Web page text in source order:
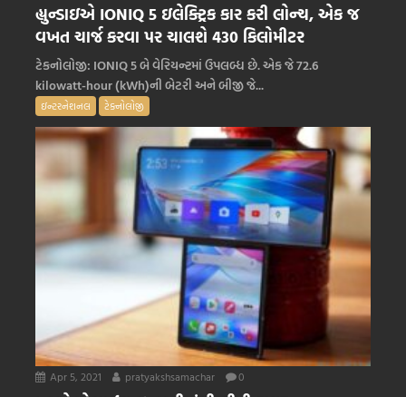
હ્યુન્ડાઇએ IONIQ 5 ઇલેક્ટ્રિક કાર કરી લોન્ચ, એક જ
વખત ચાર્જ કરવા પર ચાલશે 430 કિલોમીટર
ટેકનોલોજી: IONIQ 5 બે વેરિયન્ટમાં ઉપલબ્ધ છે. એક જે 72.6
kilowatt-hour (kWh)ની બેટરી અને બીજી જે...
ઇન્ટરનેશનલ ટેક્નોલોજી
Apr 5, 2021 pratyakshsamachar 0